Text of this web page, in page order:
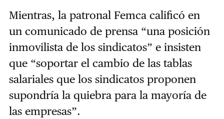
Mientras, la patronal Femca calificó en
un comunicado de prensa “una posición
inmovilista de los sindicatos” e insisten
que “soportar el cambio de las tablas
salariales que los sindicatos proponen
supondría la quiebra para la mayoría de
las empresas”.